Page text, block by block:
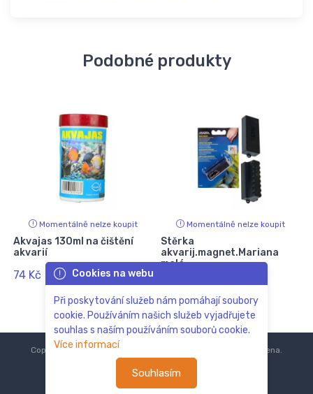
Podobné produkty
Momentálně nelze koupit
Akvajas 130ml na čištění
akvarií
74 Kč
Momentálně nelze koupit
Stěrka
akvarij.magnet.Mariana
malá
172 Kč 188 Kč
Cookies na webu
Při poskytování služeb nám pomáhají soubory
cookie. Používáním našich služeb vyjadřujete
souhlas s naším používáním souborů cookie.
Více informací
Souhlasím
Copyright © 2018-2024 Všechna práva vyhrazena.